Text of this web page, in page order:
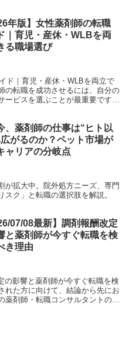
年版】女性薬剤師の転職
｜育児・産休・WLBを両
る職場選び
ド｜育児・産休・WLBを両立で
の転職を成功させるには、自分の
ビスを選ぶことが最重要です。
、薬剤師の仕事は“ヒト以
がるのか？ペット市場が
ャリアの分岐点
が拡大中。院外処方ニーズ、専門
ク」と転職の選択肢を解説。
07/08最新】調剤報酬改定
と薬剤師が今すぐ転職を検
き理由
の影響と薬剤師が今すぐ転職を検
れた方に向けて、結論から先にお
剤師・転職コンサルタントの視